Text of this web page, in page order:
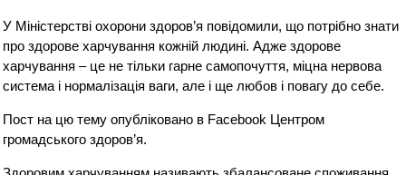
У Міністерстві охорони здоров’я повідомили, що потрібно знати
про здорове харчування кожній людині. Адже здорове
харчування – це не тільки гарне самопочуття, міцна нервова
система і нормалізація ваги, але і ще любов і повагу до себе.
Пост на цю тему опубліковано в Facebook Центром
громадського здоров’я.